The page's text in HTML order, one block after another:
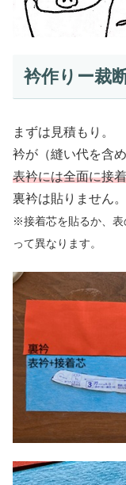
衿作りー裁
まずは見積もり。
衿が（縫い代を含
表衿には全面に接
裏衿は貼りません。
※接着芯を貼るか、表
って異なります。